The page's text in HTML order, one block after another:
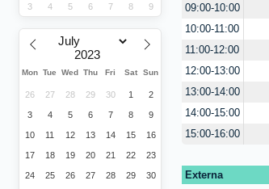
3 4 5 6 7 8 9
Mon Tue Wed Thu Fri Sat Sun
26 27 28 29 30 1 2
3 4 5 6 7 8 9
10 11 12 13 14 15 16
17 18 19 20 21 22 23
24 25 26 27 28 29 30
09:00-10:00
10:00-11:00
11:00-12:00
12:00-13:00
13:00-14:00
14:00-15:00
15:00-16:00
Externa